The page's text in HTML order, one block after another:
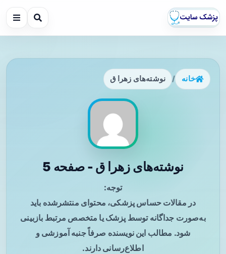
خانه / نوشته‌های زهرا ق
نوشته‌های زهرا ق - صفحه 5
توجه:
در مقالات حساس پزشکی، محتوای منتشرشده باید
به‌صورت جداگانه توسط پزشک یا متخصص مرتبط بازبینی
شود. مطالب این نویسنده صرفاً جنبه آموزشی و
اطلاع‌رسانی دارند.